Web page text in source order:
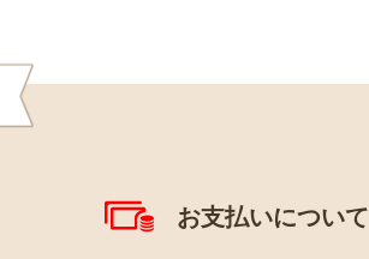
お支払いについて